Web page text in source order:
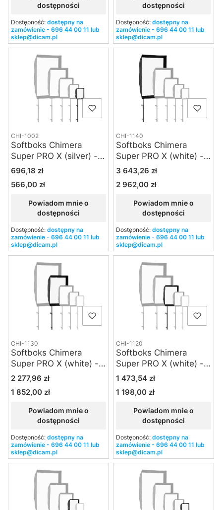
dostępności
Dostępność: dostępny na
zamówienie - 696 44 00 11 lub
sklep@dicam.pl
dostępności
Dostępność: dostępny na
zamówienie - 696 44 00 11 lub
sklep@dicam.pl
CHI-1002
Softboks Chimera
Super PRO X (silver) -
XXS
Cena
696,18 zł
Cena
566,00 zł
Powiadom mnie o
dostępności
Dostępność: dostępny na
zamówienie - 696 44 00 11 lub
sklep@dicam.pl
CHI-1140
Softboks Chimera
Super PRO X (white) -
Large
Cena
3 643,26 zł
Cena
2 962,00 zł
Powiadom mnie o
dostępności
Dostępność: dostępny na
zamówienie - 696 44 00 11 lub
sklep@dicam.pl
CHI-1130
Softboks Chimera
Super PRO X (white) -
Medium
Cena
2 277,96 zł
Cena
1 852,00 zł
Powiadom mnie o
dostępności
Dostępność: dostępny na
zamówienie - 696 44 00 11 lub
sklep@dicam.pl
CHI-1120
Softboks Chimera
Super PRO X (white) -
Small
Cena
1 473,54 zł
Cena
1 198,00 zł
Powiadom mnie o
dostępności
Dostępność: dostępny na
zamówienie - 696 44 00 11 lub
sklep@dicam.pl